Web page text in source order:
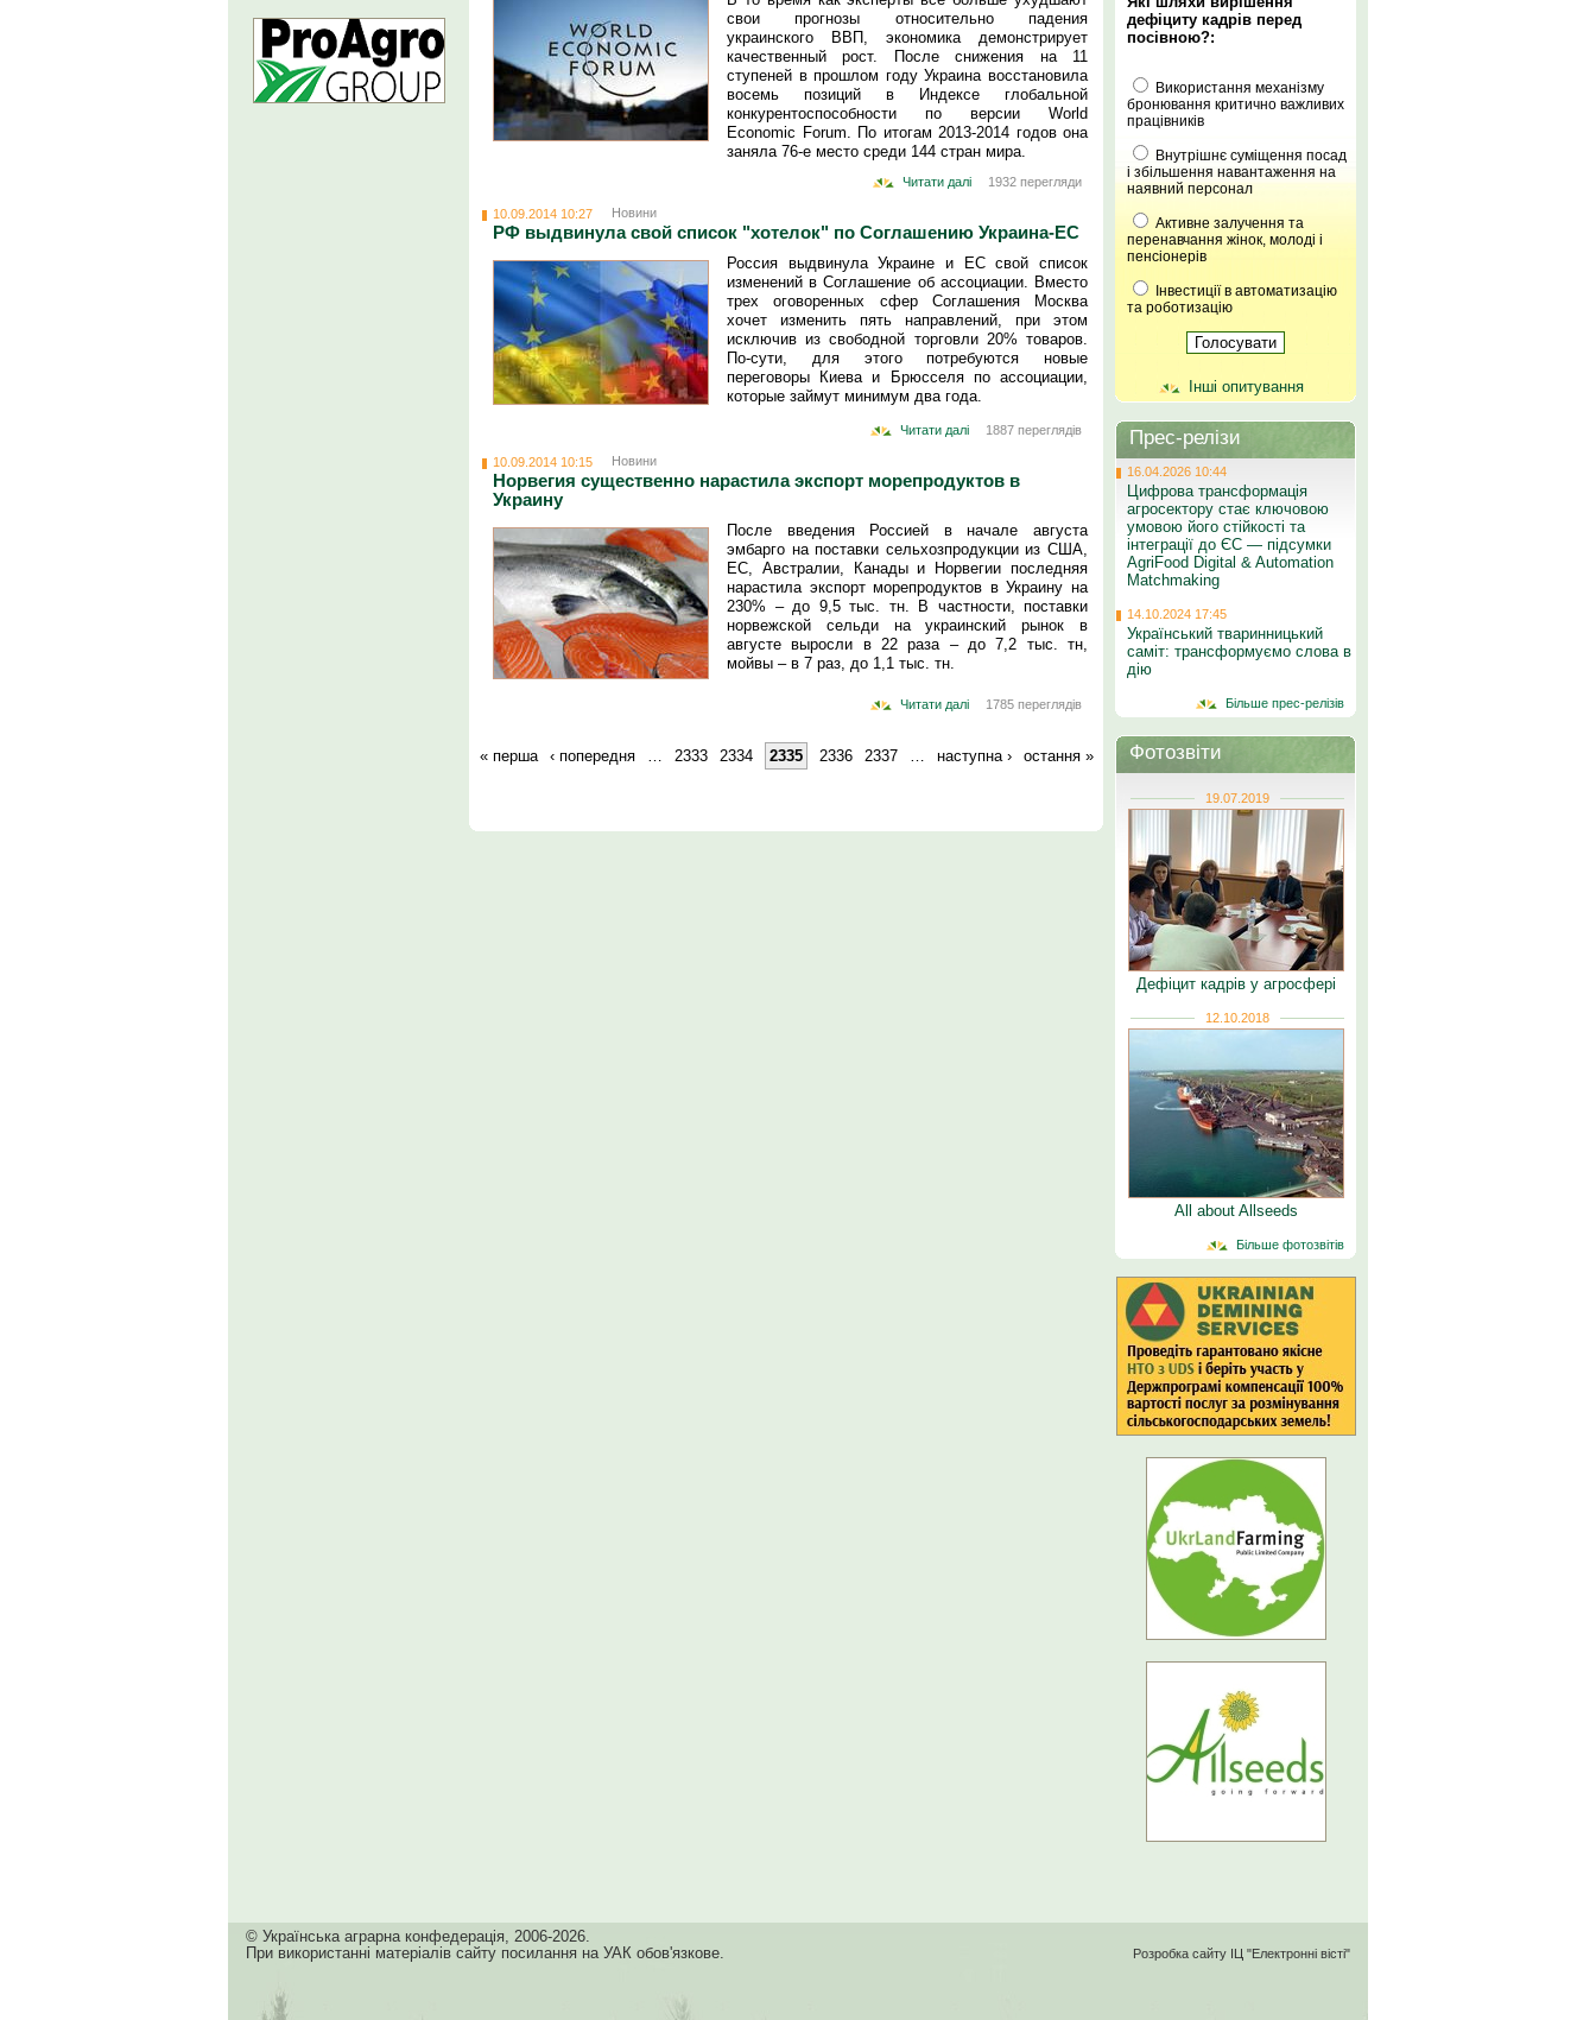
свои прогнозы относительно падения
украинского ВВП, экономика демонстрирует
качественный рост. После снижения на 11
ступеней в прошлом году Украина восстановила
восемь позиций в Индексе глобальной
конкурентоспособности по версии World
Economic Forum. По итогам 2013-2014 годов она
заняла 76-е место среди 144 стран мира.
Читати далі 1932 перегляди
10.09.2014 10:27 Новини
РФ выдвинула свой список "хотелок" по Соглашению Украина-ЕС
Россия выдвинула Украине и ЕС свой список
изменений в Соглашение об ассоциации. Вместо
трех оговоренных сфер Соглашения Москва
хочет изменить пять направлений, при этом
исключив из свободной торговли 20% товаров.
По-сути, для этого потребуются новые
переговоры Киева и Брюсселя по ассоциации,
которые займут минимум два года.
Читати далі 1887 переглядів
10.09.2014 10:15 Новини
Норвегия существенно нарастила экспорт морепродуктов в
Украину
После введения Россией в начале августа
эмбарго на поставки сельхозпродукции из США,
ЕС, Австралии, Канады и Норвегии последняя
нарастила экспорт морепродуктов в Украину на
230% – до 9,5 тыс. тн. В частности, поставки
норвежской сельди на украинский рынок в
августе выросли в 22 раза – до 7,2 тыс. тн,
мойвы – в 7 раз, до 1,1 тыс. тн.
Читати далі 1785 переглядів
« перша ‹ попередня … 2333 2334 2335 2336 2337 … наступна › остання »
дефіциту кадрів перед
посівною?:
Використання механізму
бронювання критично важливих
працівників
Внутрішнє суміщення посад
і збільшення навантаження на
наявний персонал
Активне залучення та
перенавчання жінок, молоді і
пенсіонерів
Інвестиції в автоматизацію
та роботизацію
Інші опитування
Прес-релізи
16.04.2026 10:44
Цифрова трансформація
агросектору стає ключовою
умовою його стійкості та
інтеграції до ЄС — підсумки
AgriFood Digital & Automation
Matchmaking
14.10.2024 17:45
Український тваринницький
саміт: трансформуємо слова в
дію
Більше прес-релізів
Фотозвіти
19.07.2019
Дефіцит кадрів у агросфері
12.10.2018
All about Allseeds
Більше фотозвітів
Розробка сайту ІЦ "Електронні вісті"
© Українська аграрна конфедерація, 2006-2026.
При використанні матеріалів сайту посилання на УАК обов'язкове.